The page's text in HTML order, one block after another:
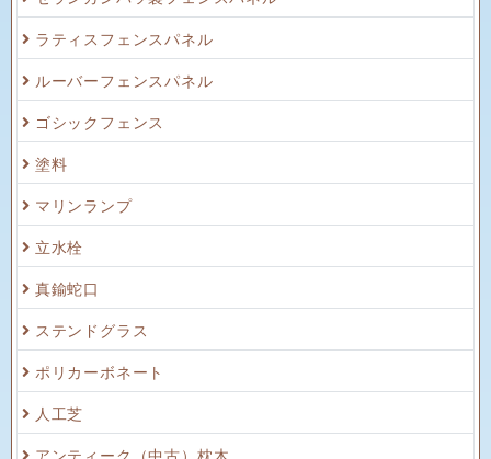
ラティスフェンスパネル
ルーバーフェンスパネル
ゴシックフェンス
塗料
マリンランプ
立水栓
真鍮蛇口
ステンドグラス
ポリカーボネート
人工芝
アンティーク（中古）枕木